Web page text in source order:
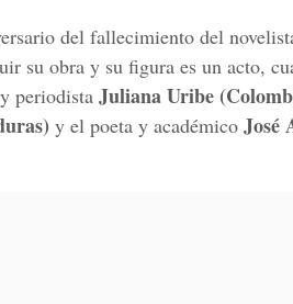
del fallecimiento del
su obra y su figura es un acto,
periodista Juliana Uribe
y el poeta y académico José